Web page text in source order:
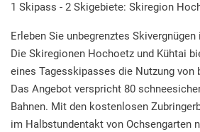
1 Skipass - 2 Skigebiete: Skiregion
Erleben Sie unbegrenztes
Die Skiregionen Hochoetz und Kühtai
eines Tagesskipasses die Nutzung von
Das Angebot verspricht 80
Bahnen. Mit den kostenlosen
im Halbstundentakt von Ochsengarten